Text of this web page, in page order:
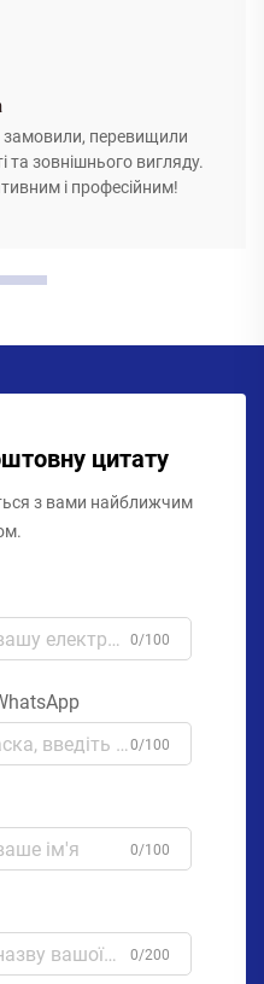
замовили, перевищили
та зовнішнього вигляду.
і професійним!
цитату
з вами найближчим
0/100
0/100
0/100
0/200